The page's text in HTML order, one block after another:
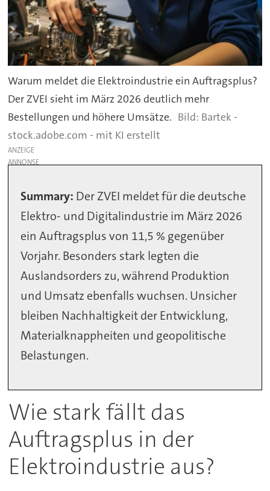
Warum meldet die Elektroindustrie ein Auftragsplus?
Der ZVEI sieht im März 2026 deutlich mehr
Bestellungen und höhere Umsätze.
Bartek -
stock.adobe.com - mit KI erstellt
ANZEIGE
Summary: Der ZVEI meldet für die deutsche
Elektro- und Digitalindustrie im März 2026
ein Auftragsplus von 11,5 % gegenüber
Vorjahr. Besonders stark legten die
Auslandsorders zu, während Produktion
und Umsatz ebenfalls wuchsen. Unsicher
bleiben Nachhaltigkeit der Entwicklung,
Materialknappheiten und geopolitische
Belastungen.
Wie stark fällt das
Auftragsplus in der
Elektroindustrie aus?